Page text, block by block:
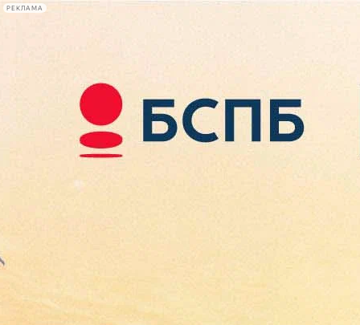
РЕКЛАМА
Сегодня:
2026.08.09
14:14
Афиша Plus